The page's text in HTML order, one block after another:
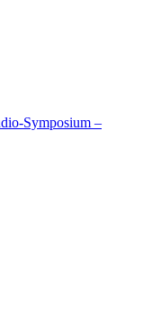
Symposium –